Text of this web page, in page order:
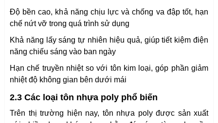
Độ bền cao, khả năng chịu lực và chống va đập tốt, hạn
chế nứt vỡ trong quá trình sử dụng
Khả năng lấy sáng tự nhiên hiệu quả, giúp tiết kiệm điện
năng chiếu sáng vào ban ngày
Hạn chế truyền nhiệt so với tôn kim loại, góp phần giảm
nhiệt độ không gian bên dưới mái
2.3 Các loại tôn nhựa poly phổ biến
Trên thị trường hiện nay, tôn nhựa poly được sản xuất